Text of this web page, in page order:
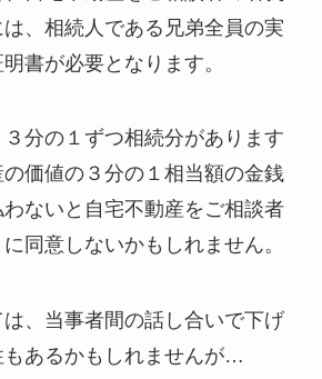
、相続人である兄弟全員の実
書が必要となります。
分の１ずつ相続分があります
価値の３分の１相当額の金銭
ないと自宅不動産をご相談者
同意しないかもしれません。
、当事者間の話し合いで下げ
もあるかもしれませんが…